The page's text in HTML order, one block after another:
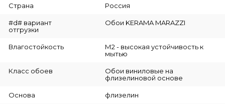
Страна Россия
#d# вариант
отгрузки
Обои KERAMA MARAZZI
Влагостойкость
М2 - высокая устойчивость к
мытью
Класс обоев
Обои виниловые на
флизелиновой основе
Основа флизелин